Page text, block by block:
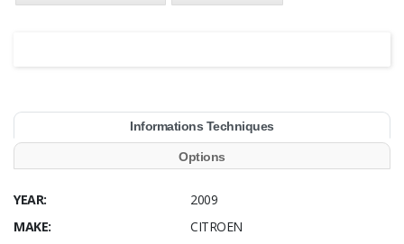
Informations Techniques
Options
YEAR:
2009
MAKE:
CITROEN